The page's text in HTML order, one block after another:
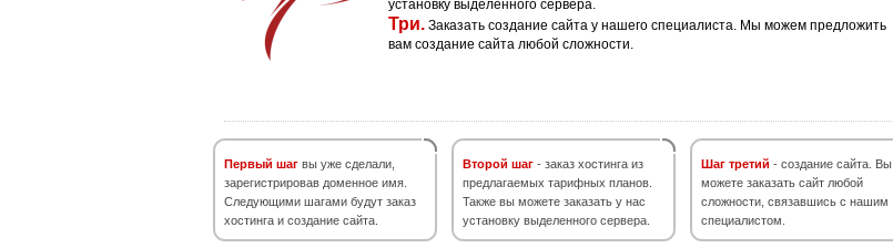
установку выделенного сервера.
Три. Заказать создание сайта у нашего специалиста. Мы можем предложить
вам создание сайта любой сложности.
Первый шаг вы уже сделали,
зарегистрировав доменное имя.
Следующими шагами будут заказ
хостинга и создание сайта.
Второй шаг - заказ хостинга из
предлагаемых тарифных планов.
Также вы можете заказать у нас
установку выделенного сервера.
Шаг третий - создание сайта. Вы
можете заказать сайт любой
сложности, связавшись с нашим
специалистом.